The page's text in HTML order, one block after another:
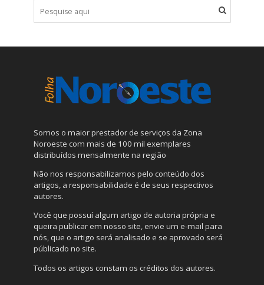
Somos o maior prestador de serviços da Zona
Noroeste com mais de 100 mil exemplares
distribuídos mensalmente na região
Não nos responsabilizamos pelo conteúdo dos
artigos, a responsabilidade é de seus respectivos
autores.
Você que possuí algum artigo de autoria própria e
queira publicar em nosso site, envie um e-mail para
nós, que o artigo será analisado e se aprovado será
públicado no site.
Todos os artigos constam os créditos dos autores.